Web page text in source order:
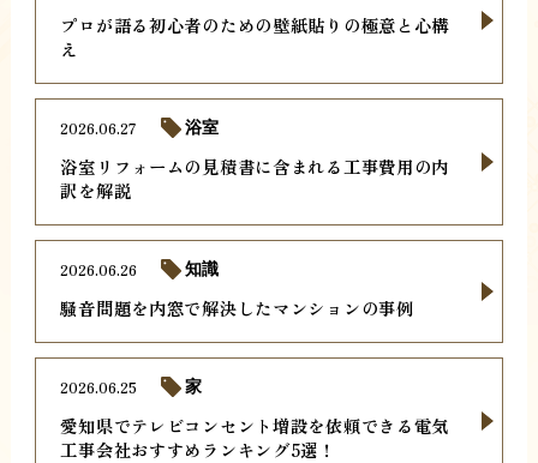
プロが語る初心者のための壁紙貼りの極意と心構
え
浴室リフォームの見積書に含まれる工事費用の内
訳を解説
2026.06.27 浴室
騒音問題を内窓で解決したマンションの事例
2026.06.26 知識
愛知県でテレビコンセント増設を依頼できる電気
工事会社おすすめランキング5選！
2026.06.25 家